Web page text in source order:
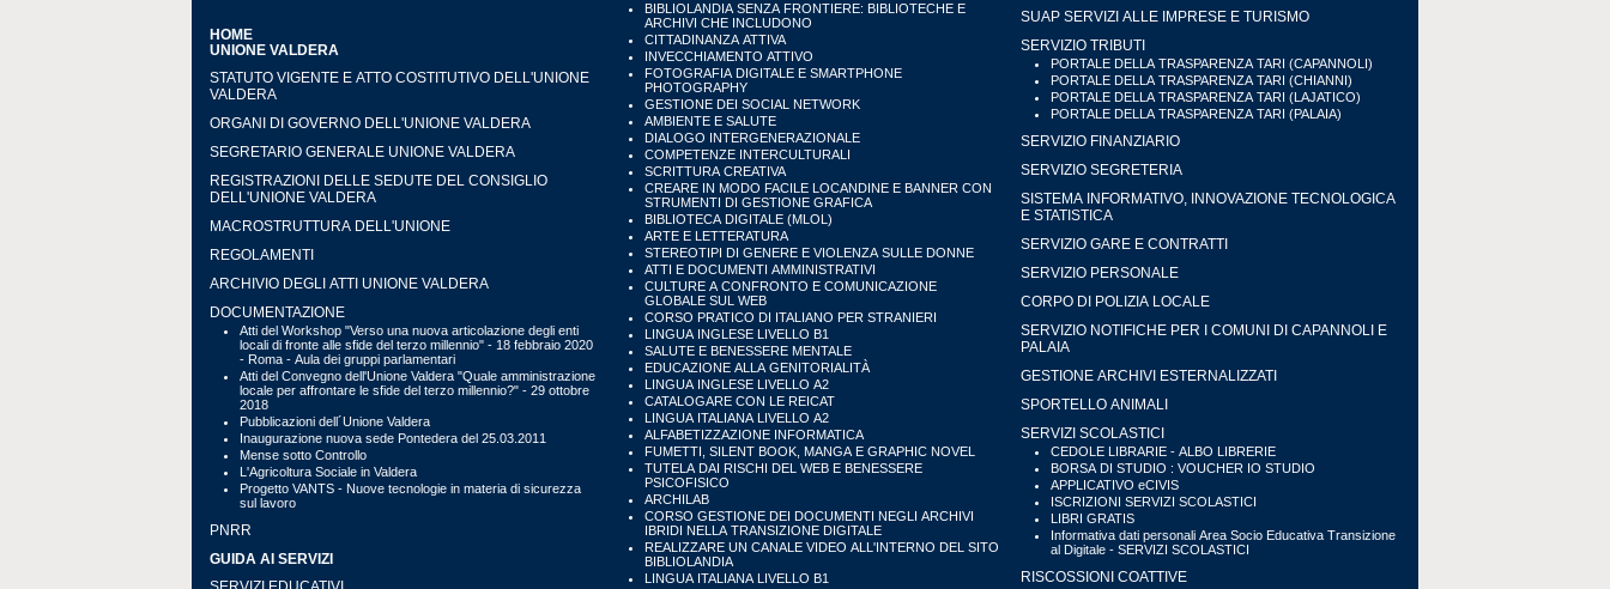
HOME
UNIONE VALDERA
STATUTO VIGENTE E ATTO COSTITUTIVO DELL'UNIONE
VALDERA
ORGANI DI GOVERNO DELL'UNIONE VALDERA
SEGRETARIO GENERALE UNIONE VALDERA
REGISTRAZIONI DELLE SEDUTE DEL CONSIGLIO
DELL'UNIONE VALDERA
MACROSTRUTTURA DELL'UNIONE
REGOLAMENTI
ARCHIVIO DEGLI ATTI UNIONE VALDERA
DOCUMENTAZIONE
Atti del Workshop "Verso una nuova articolazione degli enti
locali di fronte alle sfide del terzo millennio" - 18 febbraio 2020
- Roma - Aula dei gruppi parlamentari
Atti del Convegno dell'Unione Valdera "Quale amministrazione
locale per affrontare le sfide del terzo millennio?" - 29 ottobre
2018
Pubblicazioni dell´Unione Valdera
Inaugurazione nuova sede Pontedera del 25.03.2011
Mense sotto Controllo
L'Agricoltura Sociale in Valdera
Progetto VANTS - Nuove tecnologie in materia di sicurezza
sul lavoro
PNRR
GUIDA AI SERVIZI
BIBLIOLANDIA SENZA FRONTIERE: BIBLIOTECHE E
ARCHIVI CHE INCLUDONO
CITTADINANZA ATTIVA
INVECCHIAMENTO ATTIVO
FOTOGRAFIA DIGITALE E SMARTPHONE
PHOTOGRAPHY
GESTIONE DEI SOCIAL NETWORK
AMBIENTE E SALUTE
DIALOGO INTERGENERAZIONALE
COMPETENZE INTERCULTURALI
SCRITTURA CREATIVA
CREARE IN MODO FACILE LOCANDINE E BANNER CON
STRUMENTI DI GESTIONE GRAFICA
BIBLIOTECA DIGITALE (MLOL)
ARTE E LETTERATURA
STEREOTIPI DI GENERE E VIOLENZA SULLE DONNE
ATTI E DOCUMENTI AMMINISTRATIVI
CULTURE A CONFRONTO E COMUNICAZIONE
GLOBALE SUL WEB
CORSO PRATICO DI ITALIANO PER STRANIERI
LINGUA INGLESE LIVELLO B1
SALUTE E BENESSERE MENTALE
EDUCAZIONE ALLA GENITORIALITÀ
LINGUA INGLESE LIVELLO A2
CATALOGARE CON LE REICAT
LINGUA ITALIANA LIVELLO A2
ALFABETIZZAZIONE INFORMATICA
FUMETTI, SILENT BOOK, MANGA E GRAPHIC NOVEL
TUTELA DAI RISCHI DEL WEB E BENESSERE
PSICOFISICO
ARCHILAB
CORSO GESTIONE DEI DOCUMENTI NEGLI ARCHIVI
IBRIDI NELLA TRANSIZIONE DIGITALE
REALIZZARE UN CANALE VIDEO ALL'INTERNO DEL SITO
BIBLIOLANDIA
LINGUA ITALIANA LIVELLO B1
SUAP SERVIZI ALLE IMPRESE E TURISMO
SERVIZIO TRIBUTI
PORTALE DELLA TRASPARENZA TARI (CAPANNOLI)
PORTALE DELLA TRASPARENZA TARI (CHIANNI)
PORTALE DELLA TRASPARENZA TARI (LAJATICO)
PORTALE DELLA TRASPARENZA TARI (PALAIA)
SERVIZIO FINANZIARIO
SERVIZIO SEGRETERIA
SISTEMA INFORMATIVO, INNOVAZIONE TECNOLOGICA
E STATISTICA
SERVIZIO GARE E CONTRATTI
SERVIZIO PERSONALE
CORPO DI POLIZIA LOCALE
SERVIZIO NOTIFICHE PER I COMUNI DI CAPANNOLI E
PALAIA
GESTIONE ARCHIVI ESTERNALIZZATI
SPORTELLO ANIMALI
SERVIZI SCOLASTICI
CEDOLE LIBRARIE - ALBO LIBRERIE
BORSA DI STUDIO : VOUCHER IO STUDIO
APPLICATIVO eCIVIS
ISCRIZIONI SERVIZI SCOLASTICI
LIBRI GRATIS
Informativa dati personali Area Socio Educativa Transizione
al Digitale - SERVIZI SCOLASTICI
RISCOSSIONI COATTIVE